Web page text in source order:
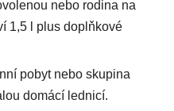
nebo rodina na
1,5 l plus doplňkové
pobyt nebo skupina
domácí lednicí.